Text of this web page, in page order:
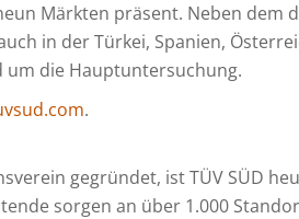
Märkten präsent. Neben dem
in der Türkei, Spanien,
um die Hauptuntersuchung.
.
gegründet, ist TÜV SÜD
sorgen an über 1.000